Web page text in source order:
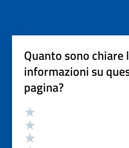
Quanto sono chiare
informazioni su
pagina?
Valutazione